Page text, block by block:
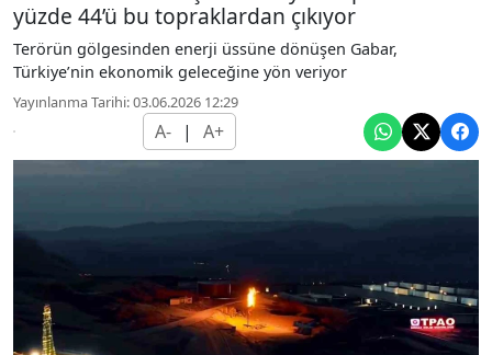
yüzde 44’ü bu topraklardan çıkıyor
Terörün gölgesinden enerji üssüne dönüşen Gabar,
Türkiye’nin ekonomik geleceğine yön veriyor
Yayınlanma Tarihi: 03.06.2026 12:29
A- | A+